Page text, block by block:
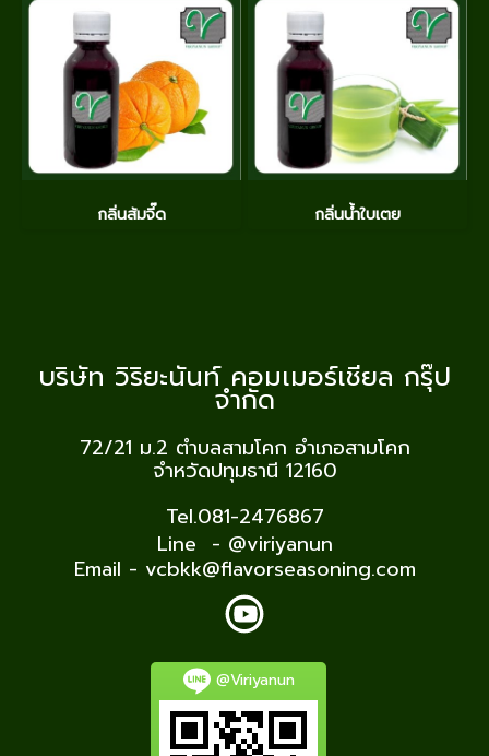
กลิ่นส้มจี๊ด กลิ่นน้ำใบเตย
บริษัท วิริยะนันท์ คอมเมอร์เชียล กรุ๊ป
จำกัด
72/21 ม.2 ตำบลสามโคก อำเภอสามโคก
จำหวัดปทุมธานี 12160
Tel.081-2476867
Line - @viriyanun
Email - vcbkk@flavorseasoning.com
@Viriyanun